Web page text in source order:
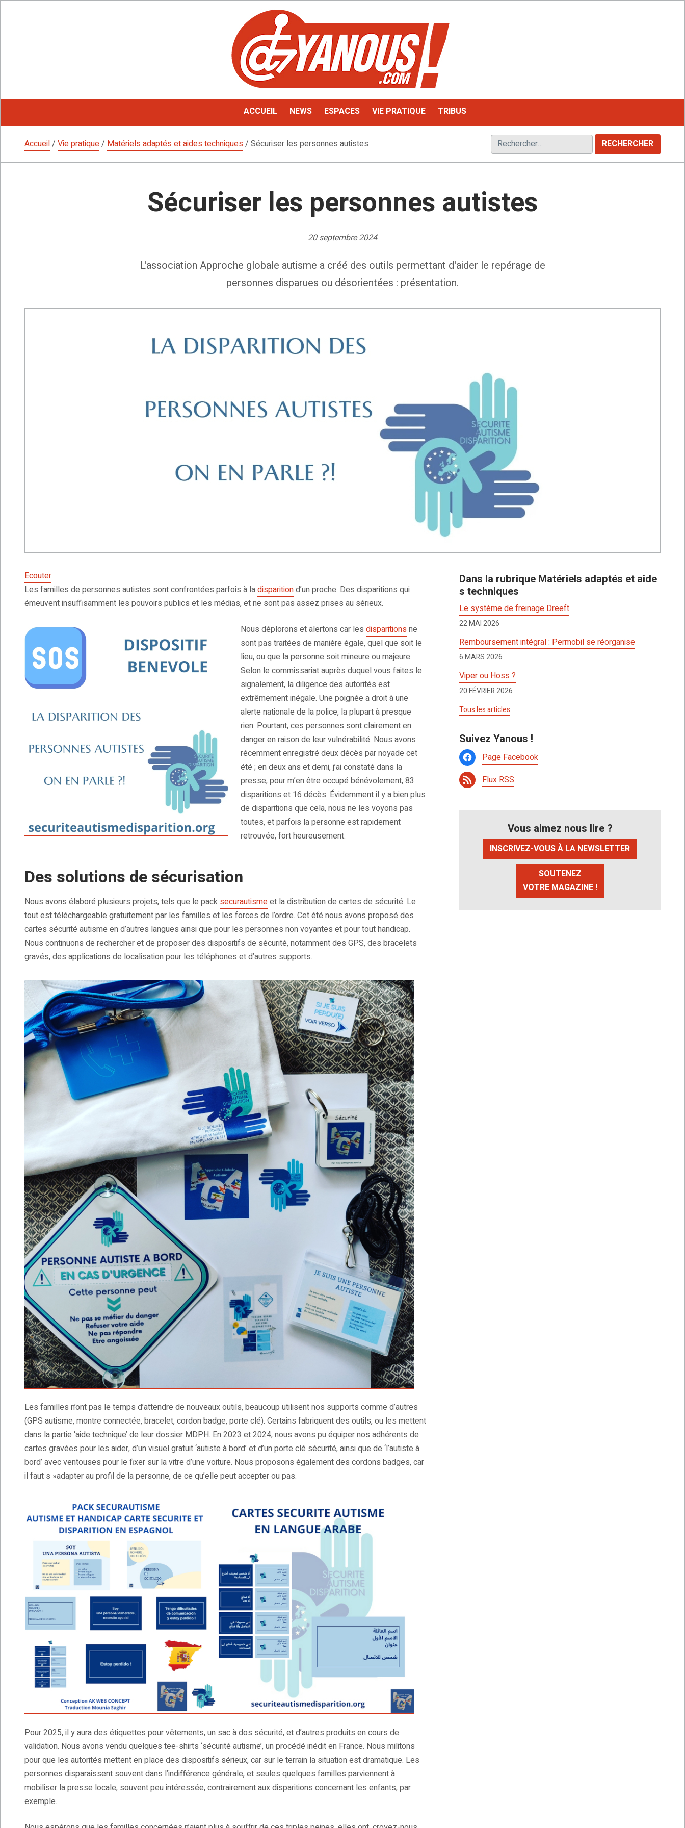
ACCUEIL NEWS ESPACES VIE PRATIQUE TRIBUS
Accueil/ Vie pratique/ Matériels adaptés et aides techniques/ Sécuriser les personnes autistes Rechercher :
Sécuriser les personnes autistes
20 septembre 2024
L'association Approche globale autisme a créé des outils permettant d'aider le repérage de
personnes disparues ou désorientées : présentation.
Ecouter
Les familles de personnes autistes sont confrontées parfois à ladisparitiond’un proche. Des disparitions qui
émeuvent insuffisamment les pouvoirs publics et les médias, et ne sont pas assez prises au sérieux.
Nous déplorons et alertons car les disparitionsne
sont pas traitées de manière égale, quel que soit le
lieu, ou que la personne soit mineure ou majeure.
Selon le commissariat auprès duquel vous faites le
signalement, la diligence des autorités est
extrêmement inégale. Une poignée a droit à une
alerte nationale de la police, la plupart à presque
rien. Pourtant, ces personnes sont clairement en
danger en raison de leur vulnérabilité. Nous avons
récemment enregistré deux décès par noyade cet
été ; en deux ans et demi, j’ai constaté dans la
presse, pour m’en être occupé bénévolement, 83
disparitions et 16 décès. Évidemment il y a bien plus
de disparitions que cela, nous ne les voyons pas
toutes, et parfois la personne est rapidement
retrouvée, fort heureusement.
Des solutions de sécurisation
Nous avons élaboré plusieurs projets, tels que le pack securautismeet la distribution de cartes de sécurité. Le
tout est téléchargeable gratuitement par les familles et les forces de l’ordre. Cet été nous avons proposé des
cartes sécurité autisme en d’autres langues ainsi que pour les personnes non voyantes et pour tout handicap.
Nous continuons de rechercher et de proposer des dispositifs de sécurité, notamment des GPS, des bracelets
gravés, des applications de localisation pour les téléphones et d’autres supports.
Les familles n’ont pas le temps d’attendre de nouveaux outils, beaucoup utilisent nos supports comme d’autres
(GPS autisme, montre connectée, bracelet, cordon badge, porte clé). Certains fabriquent des outils, ou les mettent
dans la partie ‘aide technique’ de leur dossier MDPH. En 2023 et 2024, nous avons pu équiper nos adhérents de
cartes gravées pour les aider, d’un visuel gratuit ‘autiste à bord’ et d’un porte clé sécurité, ainsi que de ‘l’autiste à
bord’ avec ventouses pour le fixer sur la vitre d’une voiture. Nous proposons également des cordons badges, car
il faut s »adapter au profil de la personne, de ce qu’elle peut accepter ou pas.
Pour 2025, il y aura des étiquettes pour vêtements, un sac à dos sécurité, et d’autres produits en cours de
validation. Nous avons vendu quelques tee-shirts ‘sécurité autisme’, un procédé inédit en France. Nous militons
pour que les autorités mettent en place des dispositifs sérieux, car sur le terrain la situation est dramatique. Les
personnes disparaissent souvent dans l’indifférence générale, et seules quelques familles parviennent à
mobiliser la presse locale, souvent peu intéressée, contrairement aux disparitions concernant les enfants, par
exemple.
Dans la rubrique Matériels adaptés et aide
s techniques
Le système de freinage Dreeft
22 MAI 2026
Remboursement intégral : Permobil se réorganise
6 MARS 2026
Viper ou Hoss ?
20 FÉVRIER 2026
Tous les articles
Suivez Yanous !
Page Facebook
Flux RSS
Vous aimez nous lire ?
INSCRIVEZ-VOUS À LA NEWSLETTER
SOUTENEZ
VOTRE MAGAZINE !